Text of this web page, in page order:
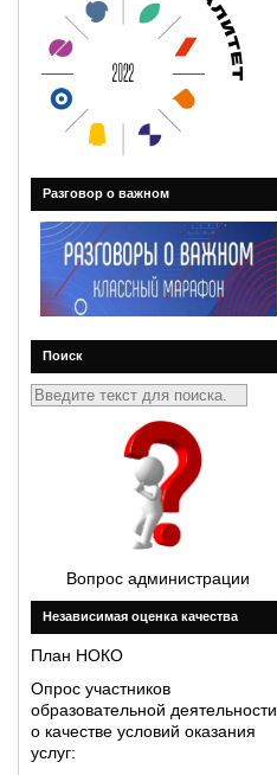
Разговор о важном
Поиск
Вопрос администрации
Незавиcимая оценка качества
План НОКО
Опрос участников
образовательной деятельности
о качестве условий оказания
услуг: